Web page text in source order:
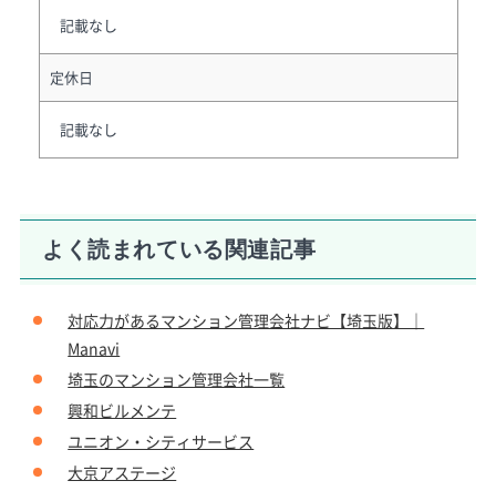
記載なし
定休日
記載なし
よく読まれている関連記事
対応力があるマンション管理会社ナビ【埼玉版】｜
Manavi
埼玉のマンション管理会社一覧
興和ビルメンテ
ユニオン・シティサービス
大京アステージ